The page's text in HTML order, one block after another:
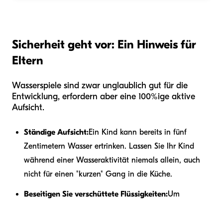
Sicherheit geht vor: Ein Hinweis für
Eltern
Wasserspiele sind zwar unglaublich gut für die
Entwicklung, erfordern aber eine 100%ige aktive
Aufsicht.
Ständige Aufsicht:Ein Kind kann bereits in fünf
Zentimetern Wasser ertrinken. Lassen Sie Ihr Kind
während einer Wasseraktivität niemals allein, auch
nicht für einen "kurzen" Gang in die Küche.
Beseitigen Sie verschüttete Flüssigkeiten:Um